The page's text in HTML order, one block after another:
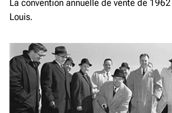
La convention annuelle de vente de 1962
Louis.